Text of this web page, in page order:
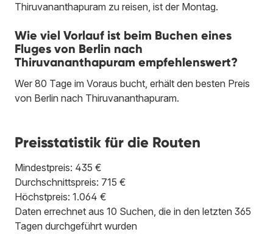
Thiruvananthapuram zu reisen, ist der Montag.
Wie viel Vorlauf ist beim Buchen eines
Fluges von Berlin nach
Thiruvananthapuram empfehlenswert?
Wer 80 Tage im Voraus bucht, erhält den besten Preis
von Berlin nach Thiruvananthapuram.
Preisstatistik für die Routen
Mindestpreis: 435 €
Durchschnittspreis: 715 €
Höchstpreis: 1.064 €
Daten errechnet aus 10 Suchen, die in den letzten 365
Tagen durchgeführt wurden